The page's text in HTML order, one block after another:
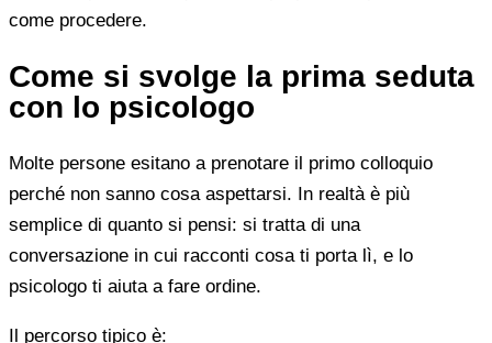
come procedere.
Come si svolge la prima seduta
con lo psicologo
Molte persone esitano a prenotare il primo colloquio
perché non sanno cosa aspettarsi. In realtà è più
semplice di quanto si pensi: si tratta di una
conversazione in cui racconti cosa ti porta lì, e lo
psicologo ti aiuta a fare ordine.
Il percorso tipico è: